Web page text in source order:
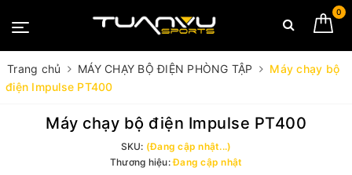
0
Trang chủ MÁY CHẠY BỘ ĐIỆN PHÒNG TẬP
Máy chạy bộ
điện Impulse PT400
Máy chạy bộ điện Impulse PT400
SKU: (Đang cập nhật...)
Thương hiệu:Đang cập nhật